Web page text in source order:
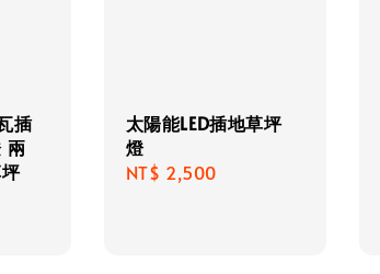
插
兩
太陽能LED插地草坪
燈
Regular
NT$ 2,500